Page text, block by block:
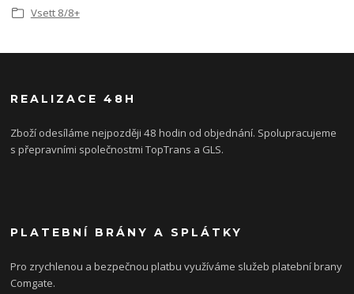
Vsett 8/8+
REALIZACE 48H
Zboží odesíláme nejpozději 48 hodin od objednání. Spolupracujeme
s přepravními společnostmi TopTrans a GLS.
PLATEBNÍ BRÁNY A SPLÁTKY
Pro zrychlenou a bezpečnou platbu využíváme služeb platební brany
Comgate.